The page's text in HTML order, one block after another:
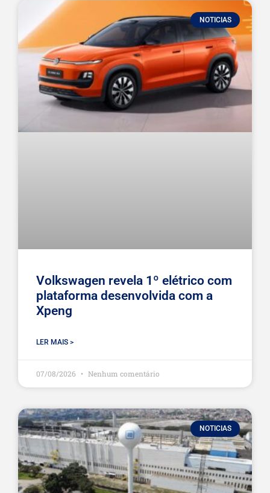
NOTICIAS
Volkswagen revela 1º elétrico com
plataforma desenvolvida com a
Xpeng
LER MAIS >
07/08/2026 Nenhum comentário
NOTICIAS